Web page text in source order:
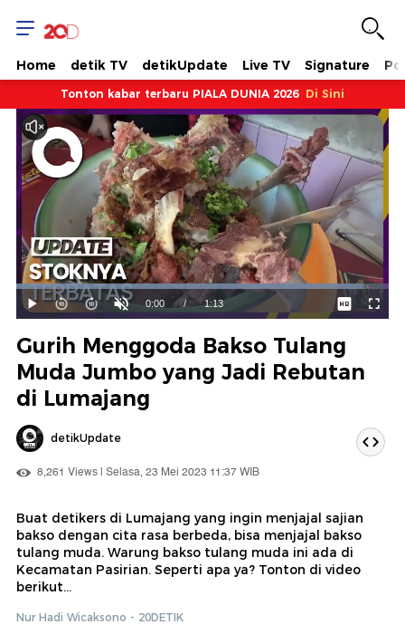
Home detik TV detikUpdate Live TV Signature
Tonton kabar terbaru PIALA DUNIA 2026 Di Sini
Mainkan
Suara
Hidup
Waktu
0:00 / Durasi
1:13
Dimuat:
93.05%
Gurih Menggoda Bakso Tulang
Muda Jumbo yang Jadi Rebutan
di Lumajang
detikUpdate
8,261 Views | Selasa, 23 Mei 2023 11:37 WIB
Buat detikers di Lumajang yang ingin menjajal sajian
bakso dengan cita rasa berbeda, bisa menjajal bakso
tulang muda. Warung bakso tulang muda ini ada di
Kecamatan Pasirian. Seperti apa ya? Tonton di video
berikut...
Nur Hadi Wicaksono - 20DETIK